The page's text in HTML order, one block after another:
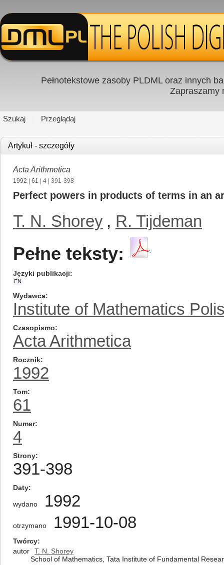
Pełnotekstowe zasoby PLDML oraz innych
Zapraszamy
Szukaj Przeglądaj
Artykuł - szczegóły
Acta Arithmetica
1992 61 4 | 391-398
Perfect powers in products of terms in an
T. N. Shorey , R. Tijdeman
Pełne teksty:
Języki publikacji
EN
Wydawca
Institute of Mathematics
Czasopismo
Acta Arithmetica
Rocznik
1992
Tom
61
Numer
4
Strony
391-398
Daty
wydano 1992
otrzymano 1991-10-08
Twórcy
autor
T. N. Shorey
School of Mathematics, Tata Institute of Fundamental